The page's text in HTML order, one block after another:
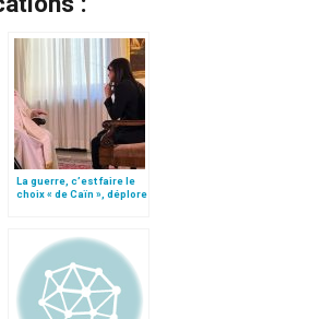
La guerre, c’est faire le
choix « de Caïn », déplore